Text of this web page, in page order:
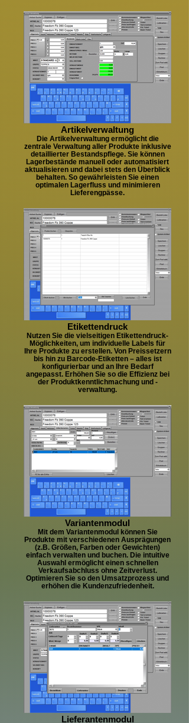
Artikelverwaltung
Die Artikelverwaltung ermöglicht die
zentrale Verwaltung aller Produkte inklusive
detaillierter Bestandspflege. Sie können
Lagerbestände manuell oder automatisiert
aktualisieren und dabei stets den Überblick
behalten. So gewährleisten Sie einen
optimalen Lagerfluss und minimieren
Lieferengpässe.
Etikettendruck
Nutzen Sie die vielseitigen Etikettendruck-
Möglichkeiten, um individuelle Labels für
Ihre Produkte zu erstellen. Von Preissetzern
bis hin zu Barcode-Etiketten – alles ist
konfigurierbar und an Ihre Bedarf
angepasst. Erhöhen Sie so die Effizienz bei
der Produktkenntlichmachung und -
verwaltung.
Variantenmodul
Mit dem Variantenmodul können Sie
Produkte mit verschiedenen Ausprägungen
(z.B. Größen, Farben oder Gewichten)
einfach verwalten und buchen. Die intuitive
Auswahl ermöglicht einen schnellen
Verkaufsabchluss ohne Zeitverlust.
Optimieren Sie so den Umsatzprozess und
erhöhen die Kundenzufriedenheit.
Lieferantenmodul